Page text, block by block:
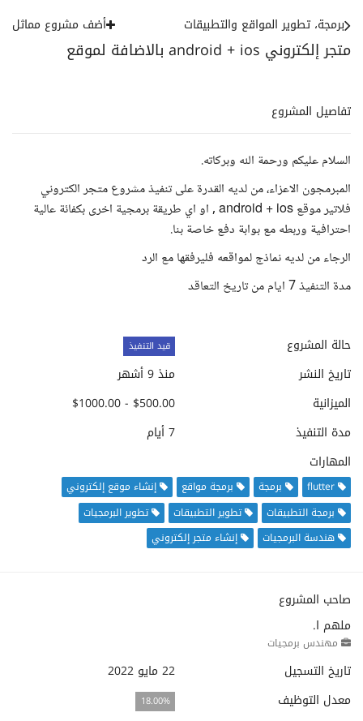
متجر إلكتروني android + ios بالاضافة لموقع
برمجة، تطوير المواقع والتطبيقات أضف مشروع مماثل
تفاصيل المشروع
السلام عليكم ورحمة الله وبركاته.
المبرمجون الاعزاء، من لديه القدرة على تنفيذ مشروع متجر الكتروني
فلاتير موقع android + ios , او اي طريقة برمجية اخرى بكفائة عالية
احترافية وربطه مع بوابة دفع خاصة بنا.
الرجاء من لديه نماذج لمواقعه فليرفقها مع الرد
مدة التنفيذ 7 ايام من تاريخ التعاقد
حالة المشروع قيد التنفيذ
تاريخ النشر
منذ 9 أشهر
الميزانية
$500.00 - $1000.00
مدة التنفيذ
7 أيام
المهارات
flutter برمجة برمجة مواقع
إنشاء موقع إلكتروني
برمجة التطبيقات
تطوير التطبيقات
تطوير البرمجيات
هندسة البرمجيات
إنشاء متجر إلكتروني
صاحب المشروع
ملهم ا.
مهندس برمجيات
تاريخ التسجيل
22 مايو 2022
معدل التوظيف
18.00%